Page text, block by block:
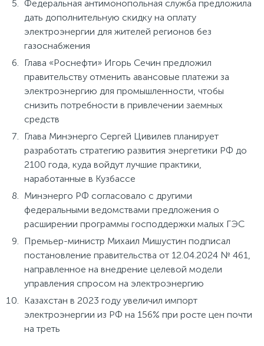
Федеральная антимонопольная служба предложила
дать дополнительную скидку на оплату
электроэнергии для жителей регионов без
газоснабжения
Глава «Роснефти» Игорь Сечин предложил
правительству отменить авансовые платежи за
электроэнергию для промышленности, чтобы
снизить потребности в привлечении заемных
средств
Глава Минэнерго Сергей Цивилев планирует
разработать стратегию развития энергетики РФ до
2100 года, куда войдут лучшие практики,
наработанные в Кузбассе
Минэнерго РФ согласовало с другими
федеральными ведомствами предложения о
расширении программы господдержки малых ГЭС
Премьер-министр Михаил Мишустин подписал
постановление правительства от 12.04.2024 № 461,
направленное на внедрение целевой модели
управления спросом на электроэнергию
Казахстан в 2023 году увеличил импорт
электроэнергии из РФ на 156% при росте цен почти
на треть